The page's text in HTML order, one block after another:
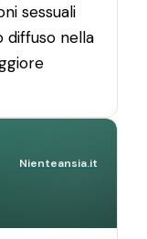
sessuali
nella
Nienteansia.it